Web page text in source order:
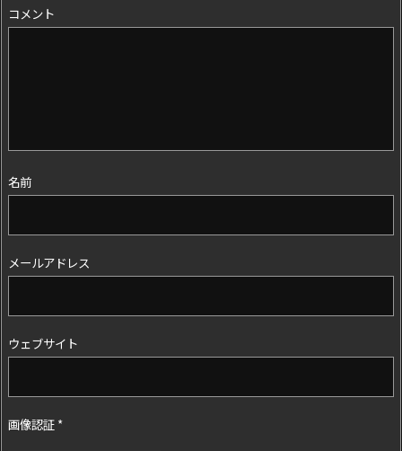
コメント
名前
メールアドレス
ウェブサイト
画像認証 *